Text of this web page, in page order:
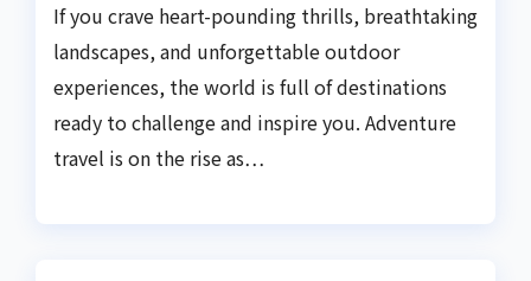
If you crave heart-pounding thrills, breathtaking
landscapes, and unforgettable outdoor
experiences, the world is full of destinations
ready to challenge and inspire you. Adventure
travel is on the rise as…